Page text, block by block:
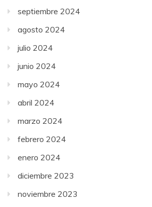
septiembre 2024
agosto 2024
julio 2024
junio 2024
mayo 2024
abril 2024
marzo 2024
febrero 2024
enero 2024
diciembre 2023
noviembre 2023